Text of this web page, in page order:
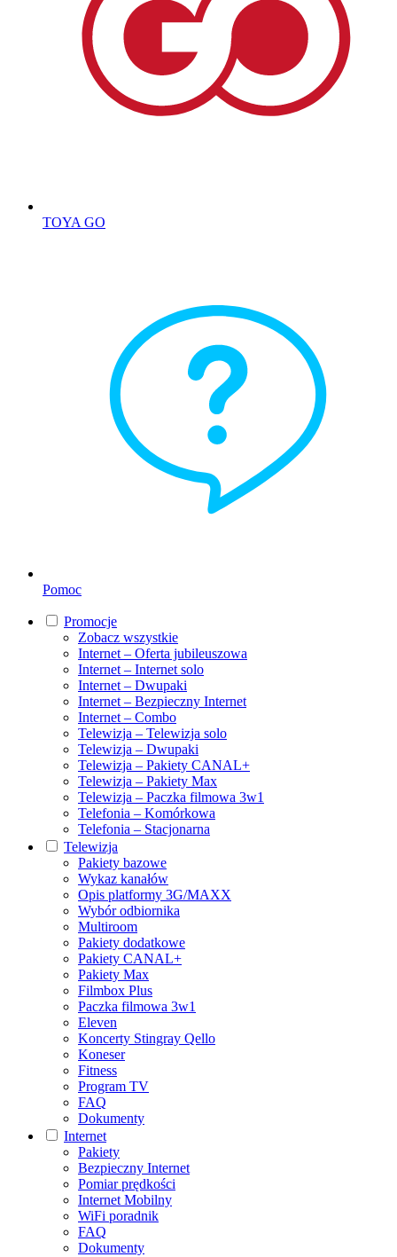
TOYA GO
Pomoc
Promocje
Zobacz wszystkie
Internet – Oferta jubileuszowa
Internet – Internet solo
Internet – Dwupaki
Internet – Bezpieczny Internet
Internet – Combo
Telewizja – Telewizja solo
Telewizja – Dwupaki
Telewizja – Pakiety CANAL+
Telewizja – Pakiety Max
Telewizja – Paczka filmowa 3w1
Telefonia – Komórkowa
Telefonia – Stacjonarna
Telewizja
Pakiety bazowe
Wykaz kanałów
Opis platformy 3G/MAXX
Wybór odbiornika
Multiroom
Pakiety dodatkowe
Pakiety CANAL+
Pakiety Max
Filmbox Plus
Paczka filmowa 3w1
Eleven
Koncerty Stingray Qello
Koneser
Fitness
Program TV
FAQ
Dokumenty
Internet
Pakiety
Bezpieczny Internet
Pomiar prędkości
Internet Mobilny
WiFi poradnik
FAQ
Dokumenty